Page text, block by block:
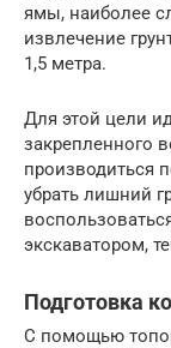
ямы, наиболее
извлечение
1,5 метра.
Для этой цели
закрепленного
производиться
убрать лишний
экскаватором,
Подготовка
С помощью